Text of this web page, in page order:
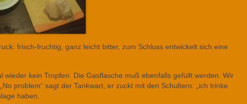
frisch-fruchtig, ganz leicht bitter, zum Schluss entwickelt sich eine
kein Tropfen. Die Gasflasche muß ebenfalls gefüllt werden. Wir
problem“ sagt der Tankwart, er zuckt mit den Schultern: „ich trinke
haben.